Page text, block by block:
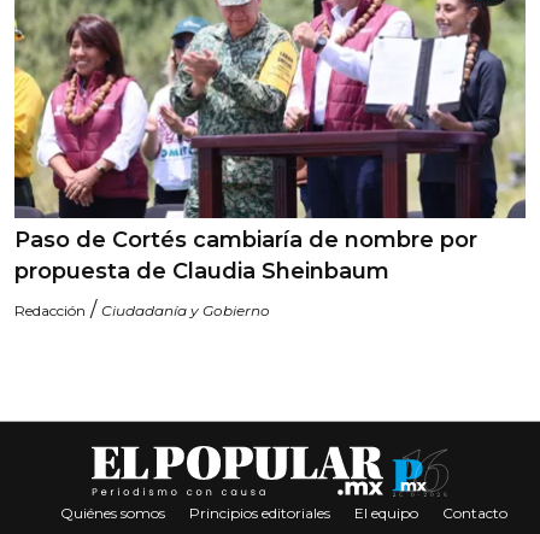
Paso de Cortés cambiaría de nombre por
propuesta de Claudia Sheinbaum
Redacción / Ciudadanía y Gobierno
Quiénes somos Principios editoriales El equipo Contacto